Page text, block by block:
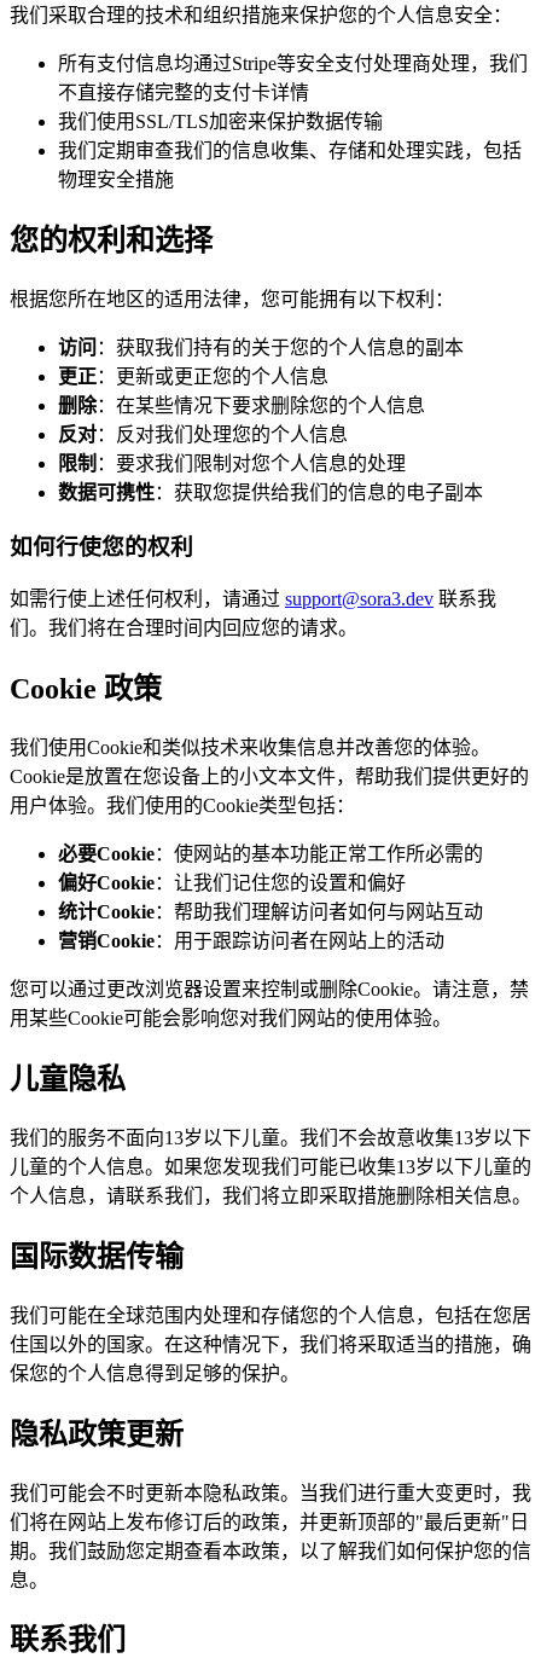
我们采取合理的技术和组织措施来保护您的个人信息安全：
所有支付信息均通过Stripe等安全支付处理商处理，我们
不直接存储完整的支付卡详情
我们使用SSL/TLS加密来保护数据传输
我们定期审查我们的信息收集、存储和处理实践，包括
物理安全措施
您的权利和选择
根据您所在地区的适用法律，您可能拥有以下权利：
访问 ：获取我们持有的关于您的个人信息的副本
更正：更新或更正您的个人信息
删除：在某些情况下要求删除您的个人信息
反对：反对我们处理您的个人信息
限制 ：要求我们限制对您个人信息的处理
数据可携性：获取您提供给我们的信息的电子副本
如何行使您的权利
如需行使上述任何权利，请通过 support@sora3.dev 联系我
们。我们将在合理时间内回应您的请求。
Cookie 政策
我们使用Cookie和类似技术来收集信息并改善您的体验。
Cookie是放置在您设备上的小文本文件，帮助我们提供更好的
用户体验。我们使用的Cookie类型包括：
必要Cookie：使网站的基本功能正常工作所必需的
偏好Cookie：让我们记住您的设置和偏好
统计Cookie：帮助我们理解访问者如何与网站互动
营销Cookie：用于跟踪访问者在网站上的活动
您可以通过更改浏览器设置来控制或删除Cookie。请注意，禁
用某些Cookie可能会影响您对我们网站的使用体验。
儿童隐私
我们的服务不面向13岁以下儿童。我们不会故意收集13岁以下
儿童的个人信息。如果您发现我们可能已收集13岁以下儿童的
个人信息，请联系我们，我们将立即采取措施删除相关信息。
国际数据传输
我们可能在全球范围内处理和存储您的个人信息，包括在您居
住国以外的国家。在这种情况下，我们将采取适当的措施，确
保您的个人信息得到足够的保护。
隐私政策更新
我们可能会不时更新本隐私政策。当我们进行重大变更时，我
们将在网站上发布修订后的政策，并更新顶部的"最后更新"日
期。我们鼓励您定期查看本政策，以了解我们如何保护您的信
息。
联系我们